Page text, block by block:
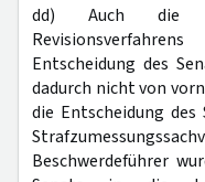
dd) Auch die
Entscheidung des
dadurch nicht von
die Entscheidung
Beschwerdeführer